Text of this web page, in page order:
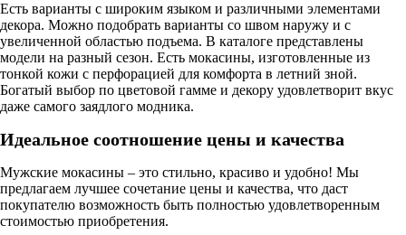
Есть варианты с широким языком и различными элементами
декора. Можно подобрать варианты со швом наружу и с
увеличенной областью подъема. В каталоге представлены
модели на разный сезон. Есть мокасины, изготовленные из
тонкой кожи с перфорацией для комфорта в летний зной.
Богатый выбор по цветовой гамме и декору удовлетворит вкус
даже самого заядлого модника.
Идеальное соотношение цены и качества
Мужские мокасины – это стильно, красиво и удобно! Мы
предлагаем лучшее сочетание цены и качества, что даст
покупателю возможность быть полностью удовлетворенным
стоимостью приобретения.